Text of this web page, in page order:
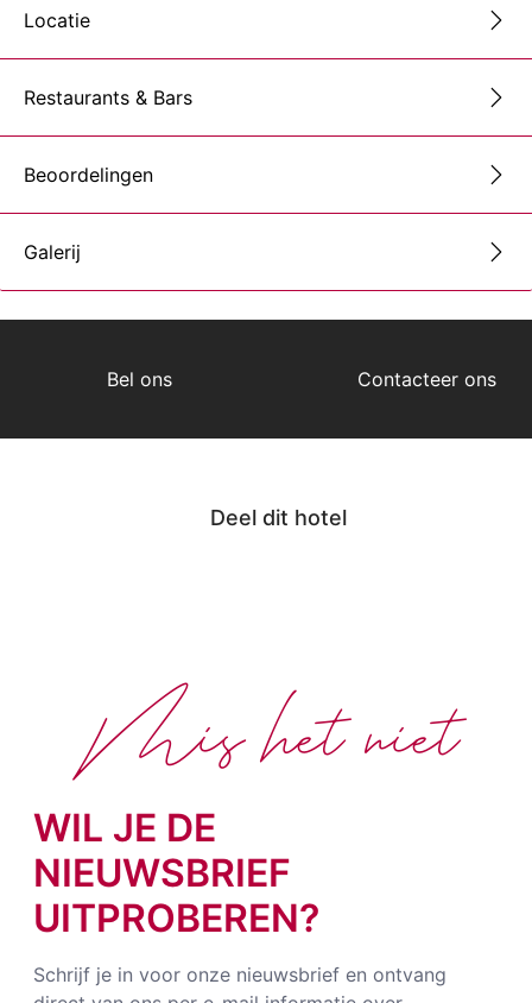
Locatie
Restaurants & Bars
Beoordelingen
Galerij
Bel ons Contacteer ons
Deel dit hotel
WIL JE DE
NIEUWSBRIEF
UITPROBEREN?
Schrijf je in voor onze nieuwsbrief en ontvang
Mis het niet